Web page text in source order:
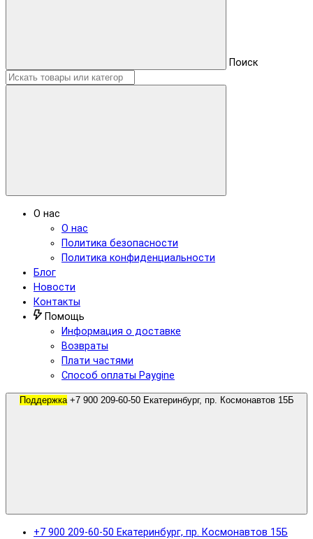
Поиск
О нас
О нас
Политика безопасности
Политика конфиденциальности
Блог
Новости
Контакты
Помощь
Информация о доставке
Возвраты
Плати частями
Способ оплаты Paygine
Поддержка
+7 900 209-60-50 Екатеринбург, пр. Космонавтов 15Б